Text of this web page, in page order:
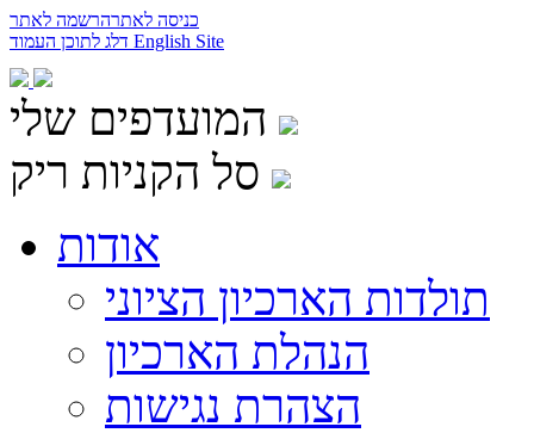
כניסה לאתרהרשמה לאתר
English Site
המועדפים שלי
סל הקניות ריק
אודות
תולדות הארכיון הציוני
הנהלת הארכיון
הצהרת נגישות